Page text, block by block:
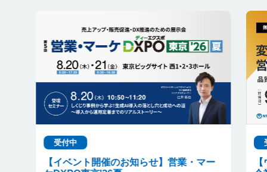
受付中
【イベント開催のお知らせ】営業・マー